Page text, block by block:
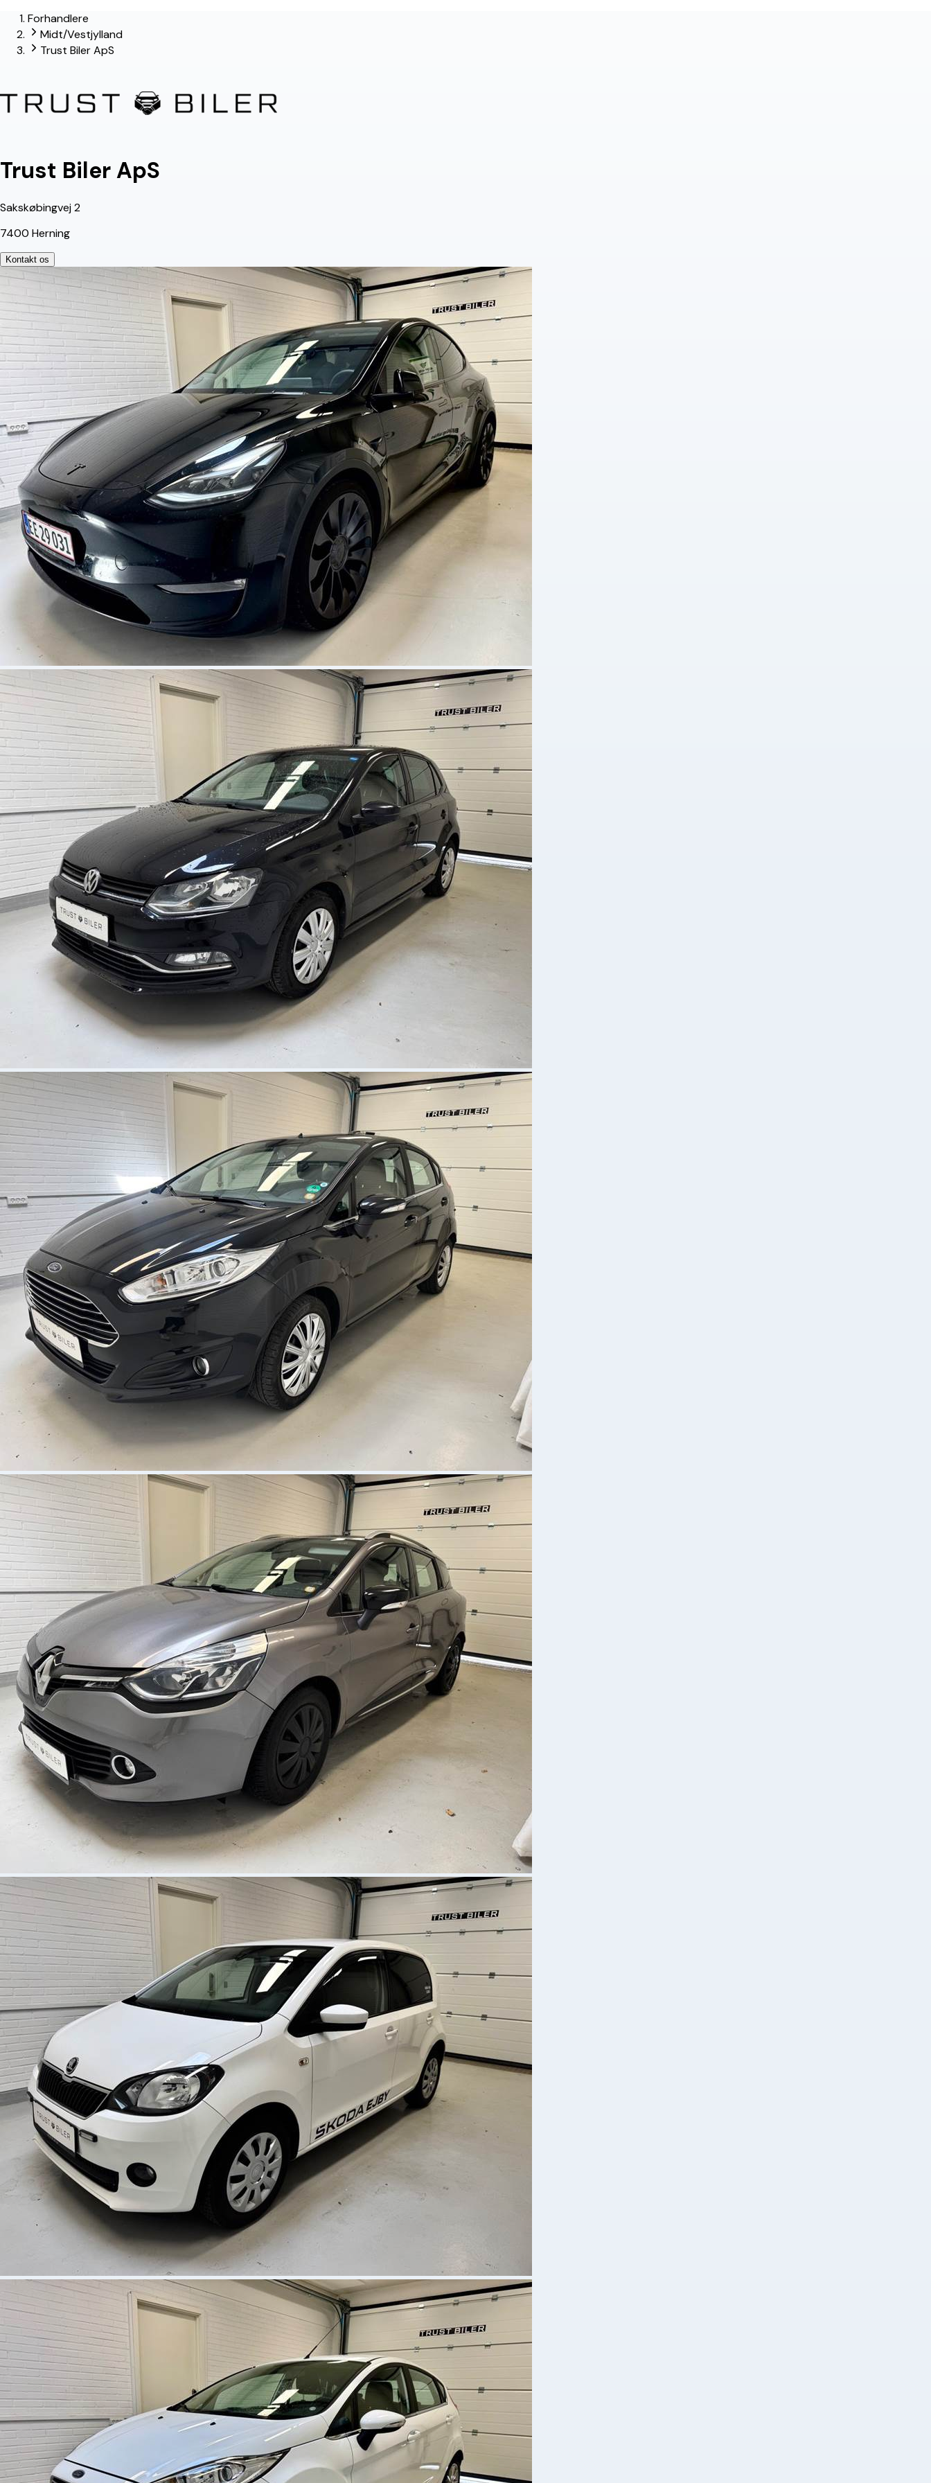
Forhandlere
Midt/Vestjylland
Trust Biler ApS
Trust Biler ApS
Sakskøbingvej 2
7400 Herning
Kontakt os